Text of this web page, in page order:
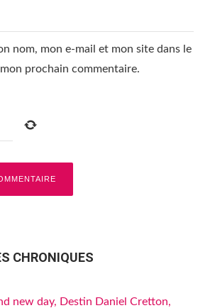
nom, mon e-mail et mon site dans le
prochain commentaire.
CHRONIQUES
new day, Destin Daniel Cretton,